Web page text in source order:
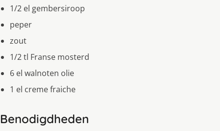
1/2 el gembersiroop
peper
zout
1/2 tl Franse mosterd
6 el walnoten olie
1 el creme fraiche
Benodigdheden